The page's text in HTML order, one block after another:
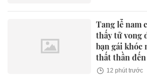
Tang lễ nam
thấy tử vong
bạn gái khóc
thất thần
12 phút trước